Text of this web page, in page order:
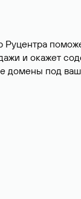
Руцентра
и окажет
домены под